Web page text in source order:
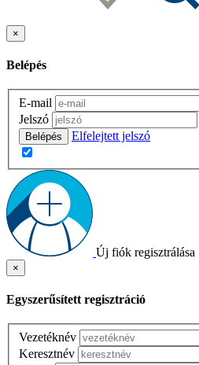
×
Belépés
E-mail
Jelszó
Belépés Elfelejtett jelszó
Új fiók regisztrálása
×
Egyszerűsített regisztráció
Vezetéknév
Keresztnév